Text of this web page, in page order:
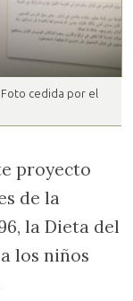
cedida por el
proyecto
de la
la Dieta del
los niños